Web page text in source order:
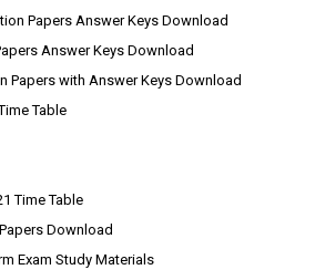
Papers Answer Keys Download
Answer Keys Download
Papers with Answer Keys Download
Table
Time Table
Download
Exam Study Materials